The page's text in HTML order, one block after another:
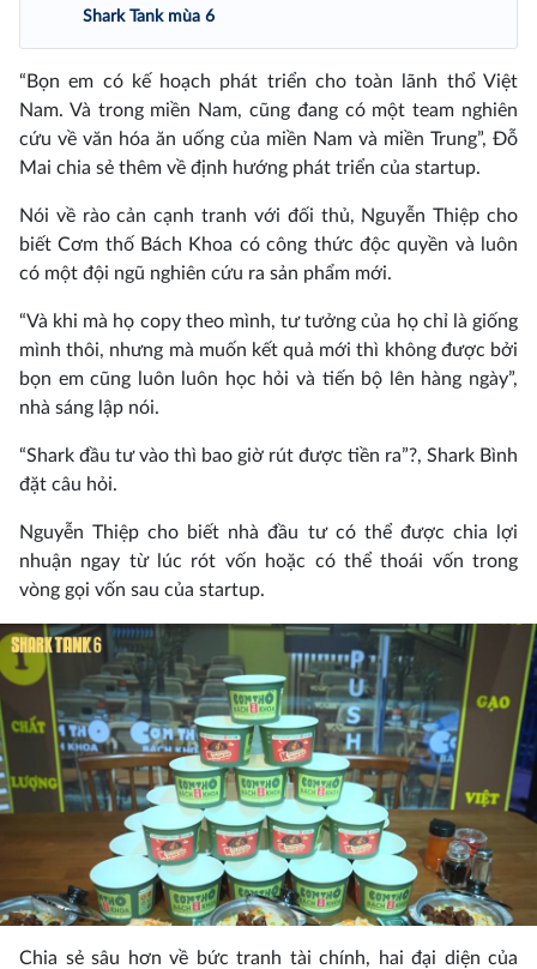
Shark Tank mùa 6
“Bọn em có kế hoạch phát triển cho toàn lãnh thổ Việt
Nam. Và trong miền Nam, cũng đang có một team nghiên
cứu về văn hóa ăn uống của miền Nam và miền Trung”, Đỗ
Mai chia sẻ thêm về định hướng phát triển của startup.
Nói về rào cản cạnh tranh với đối thủ, Nguyễn Thiệp cho
biết Cơm thố Bách Khoa có công thức độc quyền và luôn
có một đội ngũ nghiên cứu ra sản phẩm mới.
“Và khi mà họ copy theo mình, tư tưởng của họ chỉ là giống
mình thôi, nhưng mà muốn kết quả mới thì không được bởi
bọn em cũng luôn luôn học hỏi và tiến bộ lên hàng ngày”,
nhà sáng lập nói.
“Shark đầu tư vào thì bao giờ rút được tiền ra”?, Shark Bình
đặt câu hỏi.
Nguyễn Thiệp cho biết nhà đầu tư có thể được chia lợi
nhuận ngay từ lúc rót vốn hoặc có thể thoái vốn trong
vòng gọi vốn sau của startup.
Chia sẻ sâu hơn về bức tranh tài chính, hai đại diện của